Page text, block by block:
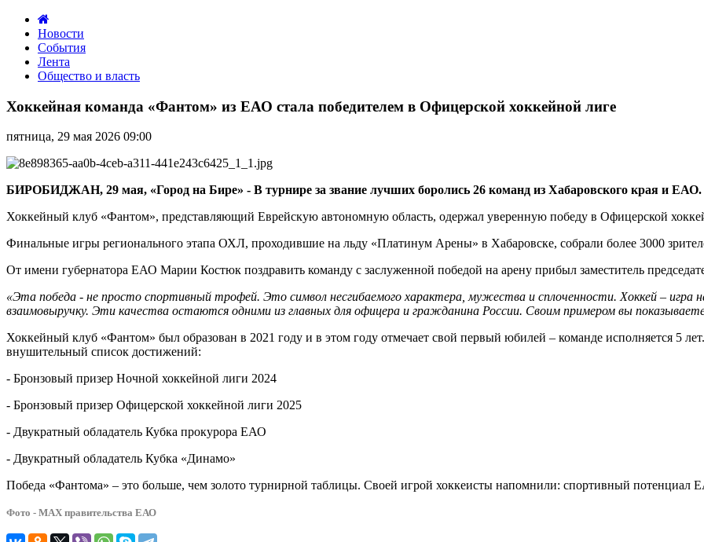
Новости
События
Лента
Общество и власть
команда
из
ЕАО
стала
в
хоккейной
Хоккейная команда «Фантом» из ЕАО стала победителем в Офицерской хоккейной лиге
пятница, 29 мая 2026 09:00
БИРОБИДЖАН, 29 мая, «Город на Бире» - В турнире за звание лучших боролись 26 команд из Хабаровского края и ЕАО.
Хоккейный клуб «Фантом», представляющий Еврейскую автономную область, одержал уверенную победу в Офицерской
Финальные игры регионального этапа ОХЛ, проходившие на льду «Платинум Арены» в Хабаровске, собрали более 3000
От имени губернатора ЕАО Марии Костюк поздравить команду с заслуженной победой на арену прибыл заместитель
«Эта победа - не просто спортивный трофей. Это символ несгибаемого характера, мужества и сплоченности. Хоккей –
взаимовыручку. Эти качества остаются одними из главных для офицера и гражданина России. Своим примером вы
Хоккейный клуб «Фантом» был образован в 2021 году и в этом году отмечает свой первый юбилей – команде исполняется 5
внушительный список достижений:
- Бронзовый призер Ночной хоккейной лиги 2024
- Бронзовый призер Офицерской хоккейной лиги 2025
- Двукратный обладатель Кубка прокурора ЕАО
- Двукратный обладатель Кубка «Динамо»
Победа «Фантома» – это больше, чем золото турнирной таблицы. Своей игрой хоккеисты напомнили: спортивный потенциал
Фото - МАХ правительства ЕАО